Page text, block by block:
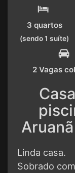
3 quartos
(sendo 1 suíte)
2 Vagas
Linda casa.
Sobrado